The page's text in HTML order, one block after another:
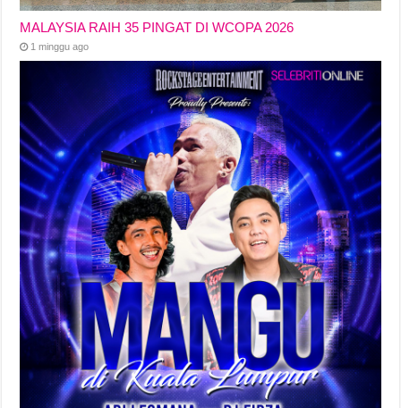
MALAYSIA RAIH 35 PINGAT DI WCOPA 2026
1 minggu ago